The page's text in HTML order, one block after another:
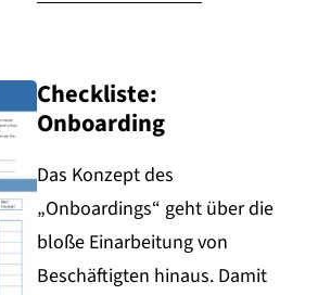
Checkliste:
Onboarding
Das Konzept des
„Onboardings“ geht über die
bloße Einarbeitung von
Beschäftigten hinaus. Damit